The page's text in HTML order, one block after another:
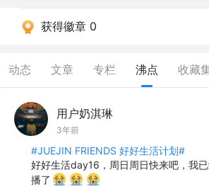
获得徽章 0
动态 文章 专栏 沸点 收藏
用户奶淇琳
3年前
#JUEJIN FRIENDS 好好生活计划#
好好生活day16，周日周日快来吧，我
播了